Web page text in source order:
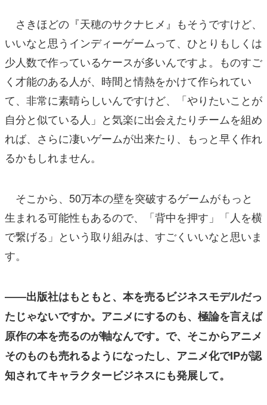
さきほどの『天穂のサクナヒメ』もそうですけど、
いいなと思うインディーゲームって、ひとりもしくは
少人数で作っているケースが多いんですよ。ものすご
く才能のある人が、時間と情熱をかけて作られてい
て、非常に素晴らしいんですけど、「やりたいことが
自分と似ている人」と気楽に出会えたりチームを組め
れば、さらに凄いゲームが出来たり、もっと早く作れ
るかもしれません。
そこから、50万本の壁を突破するゲームがもっと
生まれる可能性もあるので、「背中を押す」「人を横
で繋げる」という取り組みは、すごくいいなと思いま
す。
――出版社はもともと、本を売るビジネスモデルだっ
たじゃないですか。アニメにするのも、極論を言えば
原作の本を売るのが軸なんです。で、そこからアニメ
そのものも売れるようになったし、アニメ化でIPが認
知されてキャラクタービジネスにも発展して。